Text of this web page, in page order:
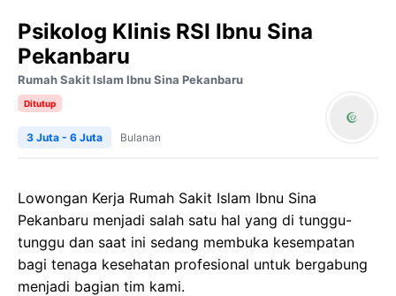
Psikolog Klinis RSI Ibnu Sina
Pekanbaru
Rumah Sakit Islam Ibnu Sina Pekanbaru
Ditutup
3 Juta - 6 Juta Bulanan
Lowongan Kerja Rumah Sakit Islam Ibnu Sina
Pekanbaru menjadi salah satu hal yang di tunggu-
tunggu dan saat ini sedang membuka kesempatan
bagi tenaga kesehatan profesional untuk bergabung
menjadi bagian tim kami.